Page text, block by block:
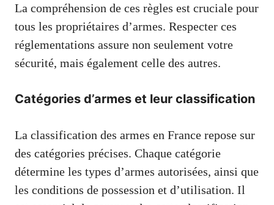
La compréhension de ces règles est cruciale pour
tous les propriétaires d’armes. Respecter ces
réglementations assure non seulement votre
sécurité, mais également celle des autres.
Catégories d’armes et leur classification
La classification des armes en France repose sur
des catégories précises. Chaque catégorie
détermine les types d’armes autorisées, ainsi que
les conditions de possession et d’utilisation. Il